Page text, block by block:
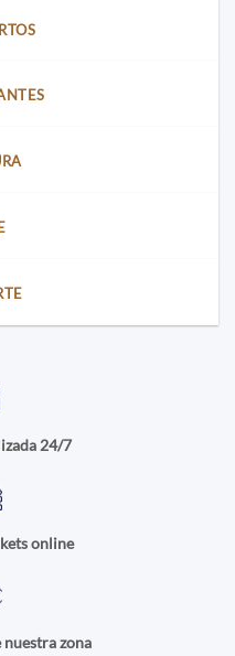
24/7
online
nuestra zona